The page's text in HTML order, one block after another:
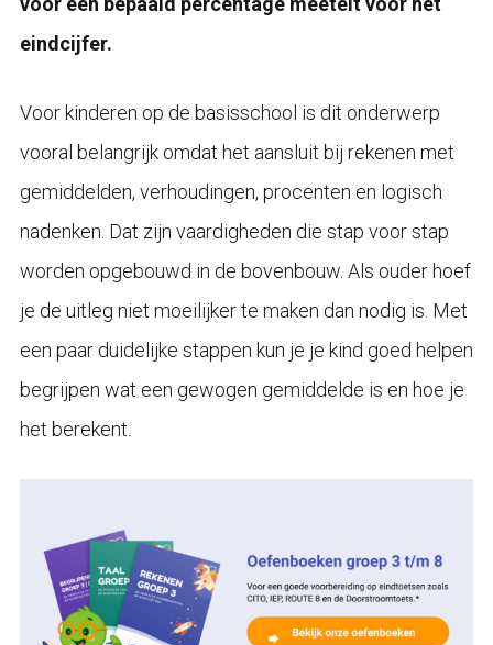
eindcijfer.
Voor kinderen op de basisschool is dit onderwerp
vooral belangrijk omdat het aansluit bij rekenen met
gemiddelden, verhoudingen, procenten en logisch
nadenken. Dat zijn vaardigheden die stap voor stap
worden opgebouwd in de bovenbouw. Als ouder hoef
je de uitleg niet moeilijker te maken dan nodig is. Met
een paar duidelijke stappen kun je je kind goed helpen
begrijpen wat een gewogen gemiddelde is en hoe je
het berekent.